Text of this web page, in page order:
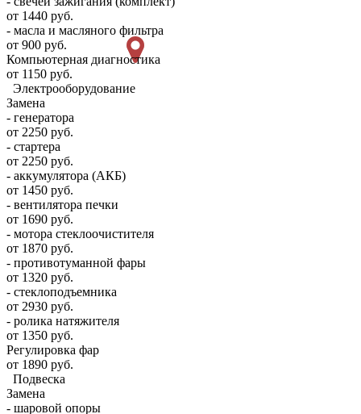
от 1440 руб.
- масла и масляного фильтра
от 900 руб.
Компьютерная диагностика
от 1150 руб.
Электрооборудование
Замена
- генератора
от 2250 руб.
- стартера
от 2250 руб.
- аккумулятора (АКБ)
от 1450 руб.
- вентилятора печки
от 1690 руб.
- мотора стеклоочистителя
от 1870 руб.
- противотуманной фары
от 1320 руб.
- стеклоподъемника
от 2930 руб.
- ролика натяжителя
от 1350 руб.
Регулировка фар
от 1890 руб.
Подвеска
Замена
- шаровой опоры